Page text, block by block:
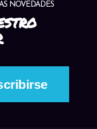
NOVEDADES